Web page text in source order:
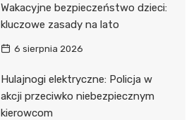
Wakacyjne bezpieczeństwo dzieci:
kluczowe zasady na lato
6 sierpnia 2026
Hulajnogi elektryczne: Policja w
akcji przeciwko niebezpiecznym
kierowcom